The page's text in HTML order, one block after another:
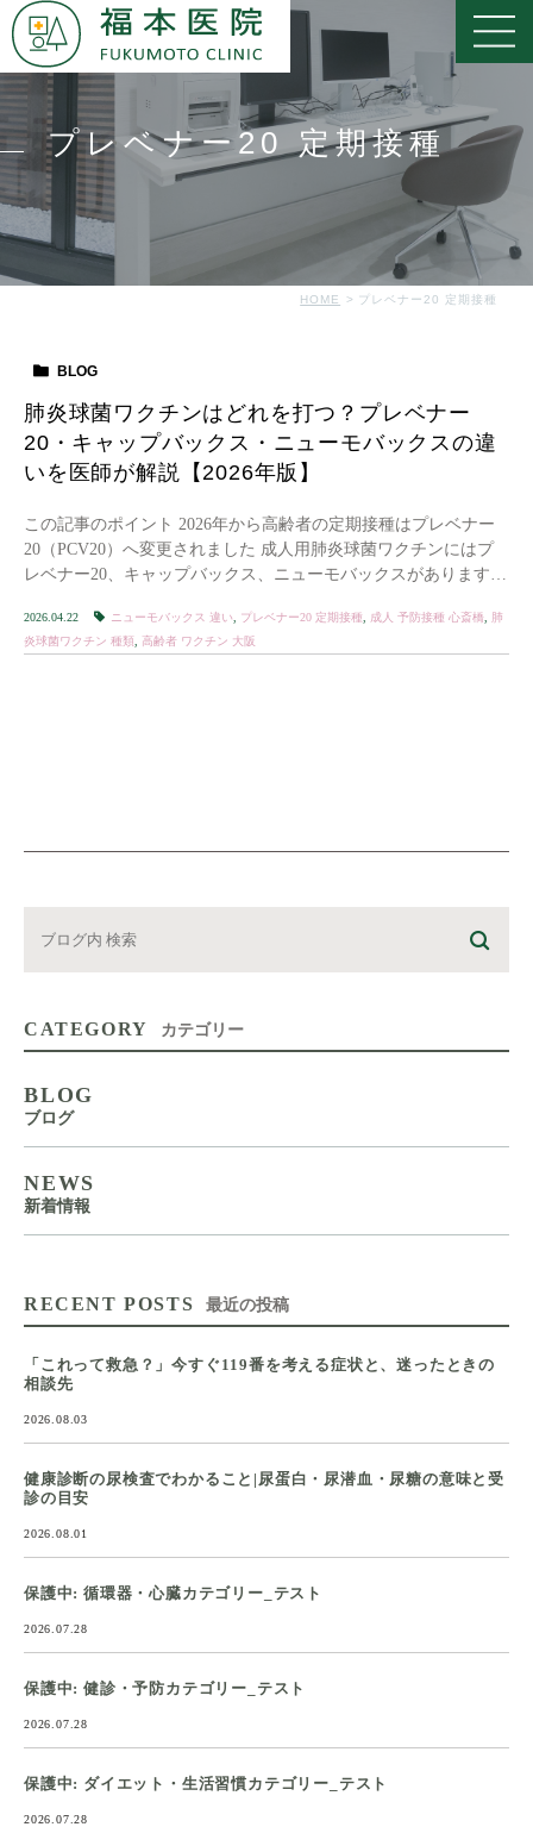
プレベナー20 定期接種
HOME プレベナー20 定期接種
BLOG
肺炎球菌ワクチンはどれを打つ？プレベナー
20・キャップバックス・ニューモバックスの違
いを医師が解説【2026年版】
この記事のポイント 2026年から高齢者の定期接種はプレベナー
20（PCV20）へ変更されました 成人用肺炎球菌ワクチンにはプ
レベナー20、キャップバックス、ニューモバックスがあります
2026.04.22 ニューモバックス 違い プレベナー20 定期接種 成人 予防接種 心斎橋
肺
炎球菌ワクチン 種類
高齢者 ワクチン 大阪
CATEGORY カテゴリー
BLOG
ブログ
NEWS
新着情報
RECENT POSTS 最近の投稿
「これって救急？」今すぐ119番を考える症状と、迷ったときの
相談先
2026.08.03
健康診断の尿検査でわかること|尿蛋白・尿潜血・尿糖の意味と受
診の目安
2026.08.01
保護中: 循環器・心臓カテゴリー_テスト
2026.07.28
保護中: 健診・予防カテゴリー_テスト
2026.07.28
保護中: ダイエット・生活習慣カテゴリー_テスト
2026.07.28